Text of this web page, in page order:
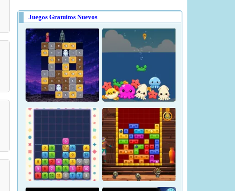
Juegos Gratuitos Nuevos
Magic Stone Puzzle: The
Petrified Prince
Osakana Game